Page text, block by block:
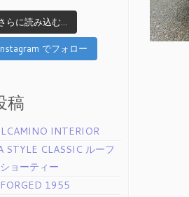
らに読み込む...
でフォロー
稿
INTERIOR
STYLE CLASSIC ルーフ
ョーティー
1955